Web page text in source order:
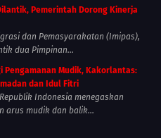
Pemerintah Dorong Kinerja
dan Pemasyarakatan (Imipas),
dua Pimpinan...
Pengamanan Mudik, Kakorlantas:
dan Idul Fitri
Republik Indonesia menegaskan
arus mudik dan balik...